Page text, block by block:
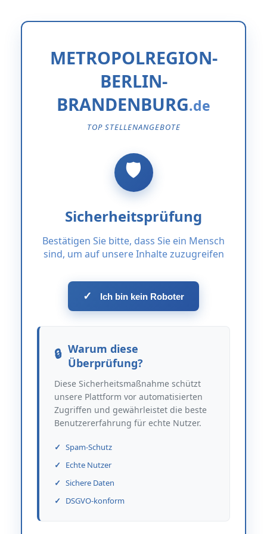
METROPOLREGION-
BERLIN-
BRANDENBURG
TOP STELLENANGEBOTE
Sicherheitsprüfung
Bestätigen Sie bitte, dass Sie ein Mensch
sind, um auf unsere Inhalte zuzugreifen
✓ Ich bin kein Roboter
Warum diese
Überprüfung?
Diese Sicherheitsmaßnahme schützt
unsere Plattform vor automatisierten
Zugriffen und gewährleistet die beste
Benutzererfahrung für echte Nutzer.
Spam-Schutz
Echte Nutzer
Sichere Daten
DSGVO-konform